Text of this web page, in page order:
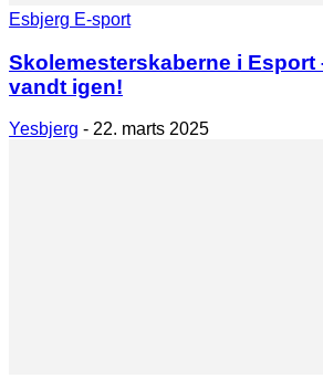
Esbjerg E-sport
Skolemesterskaberne i Esport
vandt igen!
Yesbjerg - 22. marts 2025